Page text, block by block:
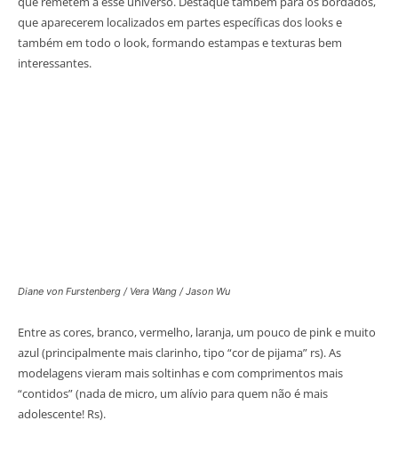
que aparecerem localizados em partes específicas dos looks e
também em todo o look, formando estampas e texturas bem
interessantes.
Diane von Furstenberg / Vera Wang / Jason Wu
Entre as cores, branco, vermelho, laranja, um pouco de pink e muito
azul (principalmente mais clarinho, tipo “cor de pijama” rs). As
modelagens vieram mais soltinhas e com comprimentos mais
“contidos” (nada de micro, um alívio para quem não é mais
adolescente! Rs).